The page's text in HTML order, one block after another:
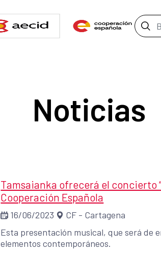
Noticias
Tamsaianka ofrecerá el concierto
Cooperación Española
16/06/2023
CF - Cartagena
Esta presentación musical, que será de
elementos contemporáneos.